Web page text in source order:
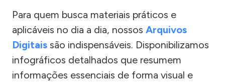
Para quem busca materiais práticos e
aplicáveis no dia a dia, nossos Arquivos
Digitais são indispensáveis. Disponibilizamos
infográficos detalhados que resumem
informações essenciais de forma visual e